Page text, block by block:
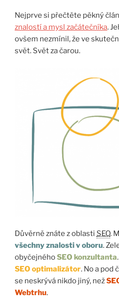
Nejprve si přečtěte pěkný
znalostí a mysl začátečníka.
ovšem nezmínil, že ve
svět. Svět za čarou.
Důvěrně znáte z oblasti SEO.
všechny znalosti v oboru.
obyčejnéhoSEO konzultanta
SEO optimalizátor. No a pod
se neskrývá nikdo jiný, než
Webtrhu.